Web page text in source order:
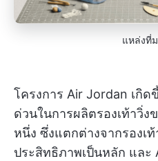
แหล่งที่
โครงการ Air Jordan เกิด
ด่วนในการผลิตรองเท้าวิ่ง
หนึ่ง ซึ่งแตกต่างจากรองเ
ประสิทธิภาพเป็นหลัก และ